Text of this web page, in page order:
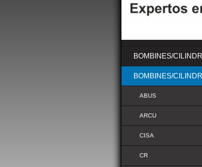
BOMBINES/
BOMBINES/
ABUS
ARCU
CISA
CR